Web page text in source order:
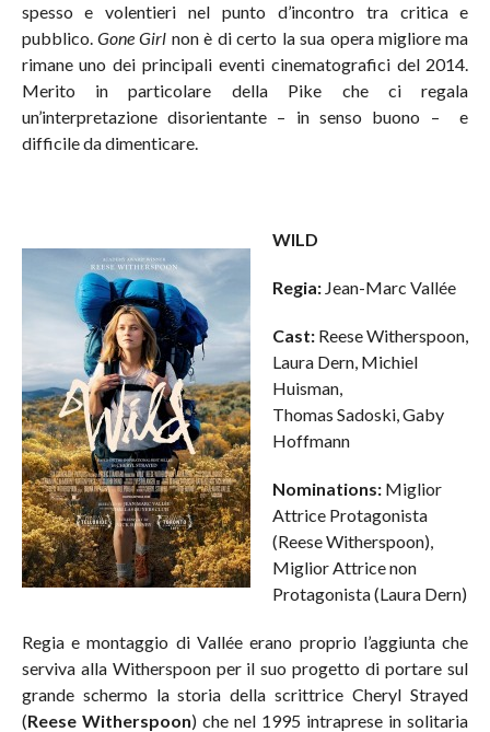
spesso e volentieri nel punto d’incontro tra critica e
pubblico.Gone Girl non è di certo la sua opera migliore ma
rimane uno dei principali eventi cinematografici del 2014.
Merito in particolare della Pike che ci regala
un’interpretazione disorientante – in senso buono – e
difficile da dimenticare.
WILD
Regia: Jean-Marc Vallée
Cast: Reese Witherspoon,
Laura Dern, Michiel
Huisman,
Thomas Sadoski, Gaby
Hoffmann
Nominations: Miglior
Attrice Protagonista
(Reese Witherspoon),
Miglior Attrice non
Protagonista (Laura Dern)
Regia e montaggio di Vallée erano proprio l’aggiunta che
serviva alla Witherspoon per il suo progetto di portare sul
grande schermo la storia della scrittrice Cheryl Strayed
(Reese Witherspoon) che nel 1995 intraprese in solitaria